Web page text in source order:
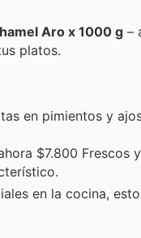
Aro x 1000 g –
platos.
en pimientos y
$7.800 Frescos
en la cocina,